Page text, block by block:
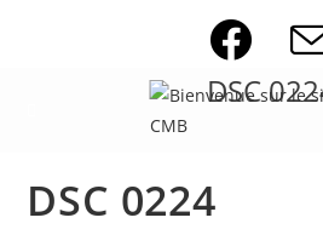
DSC
DSC 0224